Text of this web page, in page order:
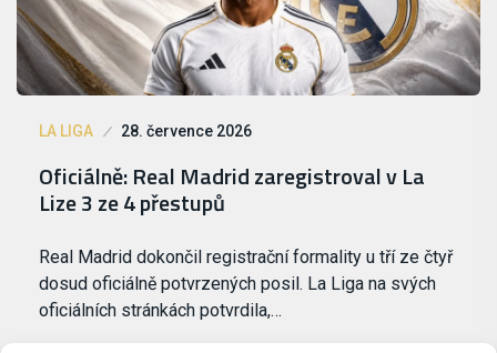
LA LIGA 28. července 2026
Oficiálně: Real Madrid zaregistroval v La
Lize 3 ze 4 přestupů
Real Madrid dokončil registrační formality u tří ze čtyř
dosud oficiálně potvrzených posil. La Liga na svých
oficiálních stránkách potvrdila,…